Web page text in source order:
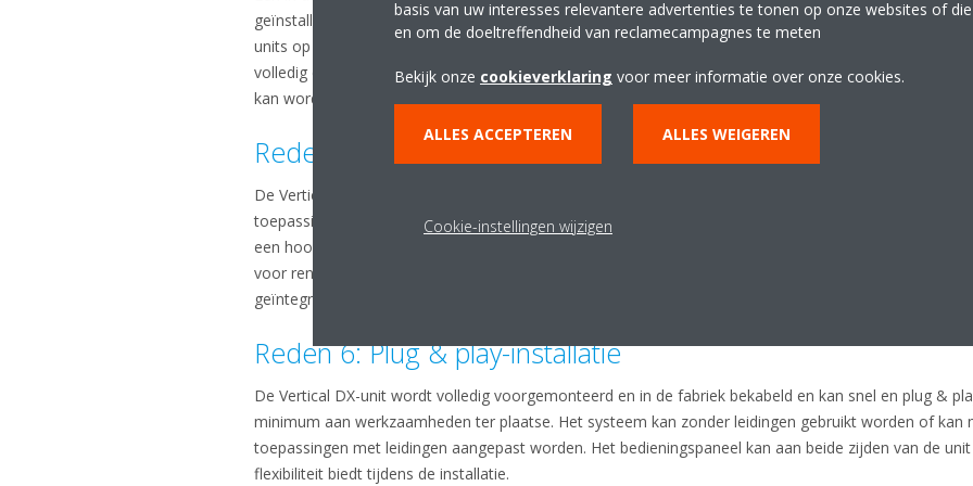
geïnstalleerd kan worden, zorgt voor nauwkeurige temperatuurregeling. Dankzij Z-
units op één buitenunit aangesloten worden, waardoor schaalbare en flexibele systeemconfiguraties
volledig compatibel met gecentraliseerde besturingssystemen, waardoor het vlot in bestaande
kan worden.
Reden 5: Kleinere ecologische voetafdruk en geschikt voor
De Vertical DX-unit ondersteunt decarbonisatiestrategieën door zeer efficiënte oplossingen met
toepassingen. De compatibiliteit met koudemiddelproducten met een laag
een hoog systeemrendement, draagt bij aan een vermindering van de milieu-impact. Dankzij de
voor renovaties en gedeeltelijke ombouwprojecten in bestaande gebouwen, waarbij het in de huidige
geïntegreerd kan worden.
Reden 6: Plug & play-installatie
De Vertical DX-unit wordt volledig voorgemonteerd en in de fabriek bekabeld en kan snel en plug &
minimum aan werkzaamheden ter plaatse. Het systeem kan zonder leidingen gebruikt worden of
toepassingen met leidingen aangepast worden. Het bedieningspaneel kan aan beide zijden van de
flexibiliteit biedt tijdens de installatie.
basis van uw interesses relevantere advertenties te tonen op onze websites of
en om de doeltreffendheid van reclamecampagnes te meten
Bekijk onze cookieverklaring voor meer informatie over onze cookies.
ALLES ACCEPTEREN ALLES WEIGEREN
Cookie-instellingen wijzigen